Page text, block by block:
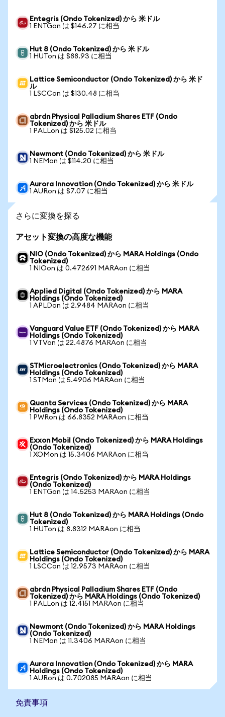
Entegris (Ondo Tokenized) から 米ドル
1 ENTGon は $146.27 に相当
Hut 8 (Ondo Tokenized) から 米ドル
1 HUTon は $88.93 に相当
Lattice Semiconductor (Ondo Tokenized) から 米ド
ル
1 LSCCon は $130.48 に相当
abrdn Physical Palladium Shares ETF (Ondo
Tokenized) から 米ドル
1 PALLon は $125.02 に相当
Newmont (Ondo Tokenized) から 米ドル
1 NEMon は $114.20 に相当
Aurora Innovation (Ondo Tokenized) から 米ドル
1 AURon は $7.07 に相当
さらに変換を探る
アセット変換の高度な機能
NIO (Ondo Tokenized) から MARA Holdings (Ondo
Tokenized)
1 NIOon は 0.472691 MARAon に相当
Applied Digital (Ondo Tokenized) から MARA
Holdings (Ondo Tokenized)
1 APLDon は 2.9484 MARAon に相当
Vanguard Value ETF (Ondo Tokenized) から MARA
Holdings (Ondo Tokenized)
1 VTVon は 22.4876 MARAon に相当
STMicroelectronics (Ondo Tokenized) から MARA
Holdings (Ondo Tokenized)
1 STMon は 5.4906 MARAon に相当
Quanta Services (Ondo Tokenized) から MARA
Holdings (Ondo Tokenized)
1 PWRon は 66.8352 MARAon に相当
Exxon Mobil (Ondo Tokenized) から MARA Holdings
(Ondo Tokenized)
1 XOMon は 15.3406 MARAon に相当
Entegris (Ondo Tokenized) から MARA Holdings
(Ondo Tokenized)
1 ENTGon は 14.5253 MARAon に相当
Hut 8 (Ondo Tokenized) から MARA Holdings (Ondo
Tokenized)
1 HUTon は 8.8312 MARAon に相当
Lattice Semiconductor (Ondo Tokenized) から MARA
Holdings (Ondo Tokenized)
1 LSCCon は 12.9573 MARAon に相当
abrdn Physical Palladium Shares ETF (Ondo
Tokenized) から MARA Holdings (Ondo Tokenized)
1 PALLon は 12.4151 MARAon に相当
Newmont (Ondo Tokenized) から MARA Holdings
(Ondo Tokenized)
1 NEMon は 11.3406 MARAon に相当
Aurora Innovation (Ondo Tokenized) から MARA
Holdings (Ondo Tokenized)
1 AURon は 0.702085 MARAon に相当
免責事項